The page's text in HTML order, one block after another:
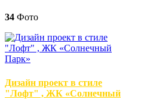
34 Фото
Дизайн проект в стиле
"Лофт" , ЖК «Солнечный